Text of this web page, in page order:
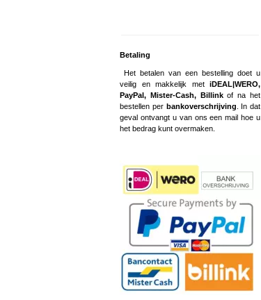
Betaling
Het betalen van een bestelling doet u
veilig en makkelijk met iDEAL|WERO,
PayPal, Mister-Cash, Billinkof na het
bestellen per bankoverschrijving . In dat
geval ontvangt u van ons een mail hoe u
het bedrag kunt overmaken.